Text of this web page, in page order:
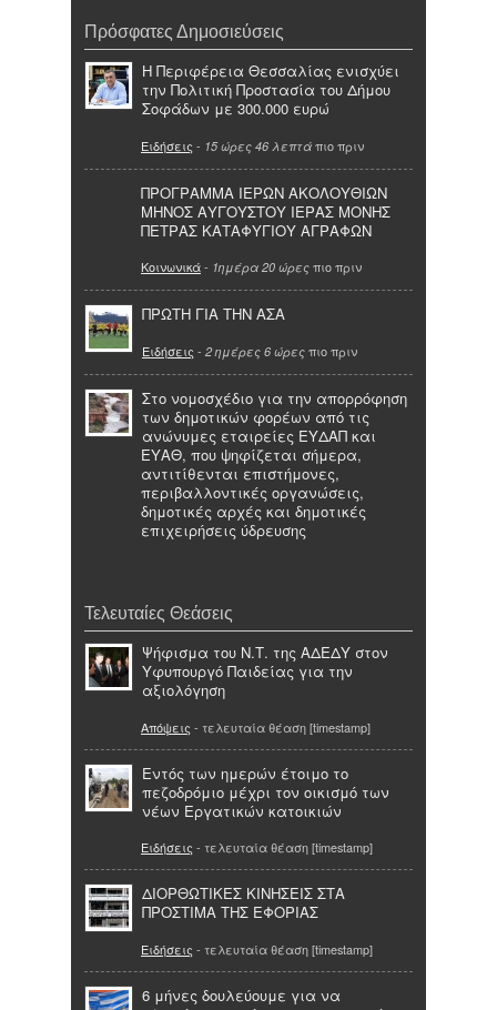
Πρόσφατες Δημοσιεύσεις
Η Περιφέρεια Θεσσαλίας ενισχύει
την Πολιτική Προστασία του Δήμου
Σοφάδων με 300.000 ευρώ
Ειδήσεις - 15 ώρες 46 λεπτά πιο πριν
ΠΡΟΓΡΑΜΜΑ ΙΕΡΩΝ ΑΚΟΛΟΥΘΙΩΝ
ΜΗΝΟΣ ΑΥΓΟΥΣΤΟΥ ΙΕΡΑΣ ΜΟΝΗΣ
ΠΕΤΡΑΣ ΚΑΤΑΦΥΓΙΟΥ ΑΓΡΑΦΩΝ
Κοινωνικά- 1ημέρα 20 ώρες πιο πριν
ΠΡΩΤΗ ΓΙΑ ΤΗΝ ΑΣΑ
Ειδήσεις - 2 ημέρες 6 ώρες πιο πριν
Στο νομοσχέδιο για την απορρόφηση
των δημοτικών φορέων από τις
ανώνυμες εταιρείες ΕΥΔΑΠ και
ΕΥΑΘ, που ψηφίζεται σήμερα,
αντιτίθενται επιστήμονες,
περιβαλλοντικές οργανώσεις,
δημοτικές αρχές και δημοτικές
επιχειρήσεις ύδρευσης
Τελευταίες Θεάσεις
Ψήφισμα του Ν.Τ. της ΑΔΕΔΥ στον
Υφυπουργό Παιδείας για την
αξιολόγηση
Απόψεις - τελευταία θέαση [timestamp]
Εντός των ημερών έτοιμο το
πεζοδρόμιο μέχρι τον οικισμό των
νέων Εργατικών κατοικιών
Ειδήσεις - τελευταία θέαση [timestamp]
ΔΙΟΡΘΩΤΙΚΕΣ ΚΙΝΗΣΕΙΣ ΣΤΑ
ΠΡΟΣΤΙΜΑ ΤΗΣ ΕΦΟΡΙΑΣ
Ειδήσεις - τελευταία θέαση [timestamp]
6 μήνες δουλεύουμε για να